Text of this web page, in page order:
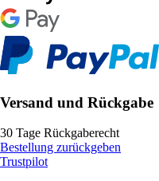
Versand und Rückgabe
30 Tage Rückgaberecht
Bestellung zurückgeben
Trustpilot